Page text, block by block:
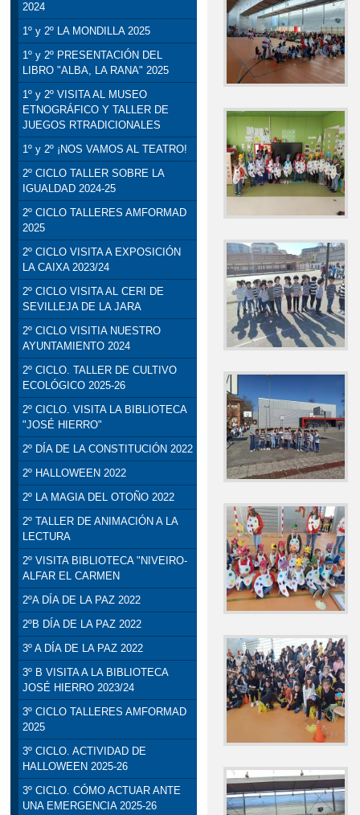
2024
1º y 2º LA MONDILLA 2025
1º y 2º PRESENTACIÓN DEL
LIBRO "ALBA, LA RANA" 2025
1º y 2º VISITA AL MUSEO
ETNOGRÁFICO Y TALLER DE
JUEGOS RTRADICIONALES
1º y 2º ¡NOS VAMOS AL TEATRO!
2º CICLO TALLER SOBRE LA
IGUALDAD 2024-25
2º CICLO TALLERES AMFORMAD
2025
2º CICLO VISITA A EXPOSICIÓN
LA CAIXA 2023/24
2º CICLO VISITA AL CERI DE
SEVILLEJA DE LA JARA
2º CICLO VISITIA NUESTRO
AYUNTAMIENTO 2024
2º CICLO. TALLER DE CULTIVO
ECOLÓGICO 2025-26
2º CICLO. VISITA LA BIBLIOTECA
"JOSÉ HIERRO"
2º DÍA DE LA CONSTITUCIÓN 2022
2º HALLOWEEN 2022
2º LA MAGIA DEL OTOÑO 2022
2º TALLER DE ANIMACIÓN A LA
LECTURA
2º VISITA BIBLIOTECA "NIVEIRO-
ALFAR EL CARMEN
2ºA DÍA DE LA PAZ 2022
2ºB DÍA DE LA PAZ 2022
3º A DÍA DE LA PAZ 2022
3º B VISITA A LA BIBLIOTECA
JOSÉ HIERRO 2023/24
3º CICLO TALLERES AMFORMAD
2025
3º CICLO. ACTIVIDAD DE
HALLOWEEN 2025-26
3º CICLO. CÓMO ACTUAR ANTE
UNA EMERGENCIA 2025-26